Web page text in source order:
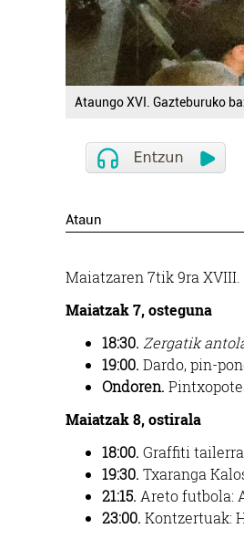
Ataungo XVI. Gazteburuko
Ataun
Maiatzaren 7tik 9ra
Maiatzak 7, osteguna
18:30. Zergatik
19:00. Dardo, pin-
Ondoren.
Maiatzak 8, ostirala
18:00. Graffiti tailerra
19:30. Txaranga
21:15. Areto futbola:
23:00. Kontzertuak: